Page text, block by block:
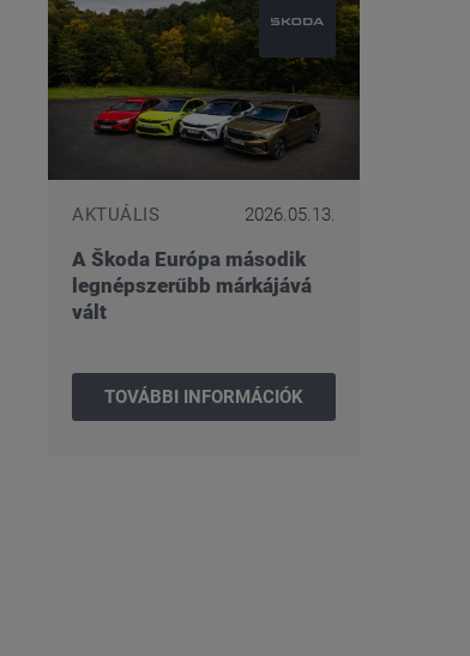
AKTUÁLIS 2026.05.13.
A Škoda Európa második
legnépszerűbb márkájává
vált
TOVÁBBI INFORMÁCIÓK